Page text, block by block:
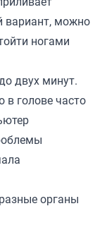
вариант, можно
ногами
двух минут.
голове часто
органы